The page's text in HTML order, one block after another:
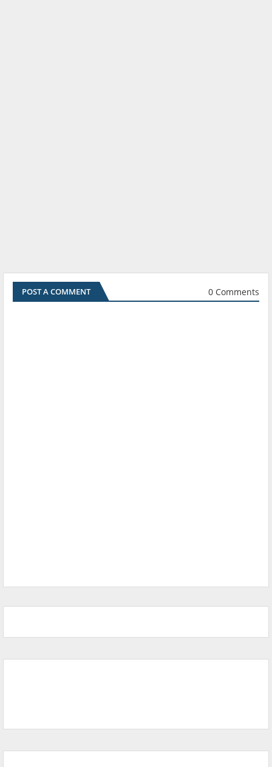
POST A COMMENT 0 Comments